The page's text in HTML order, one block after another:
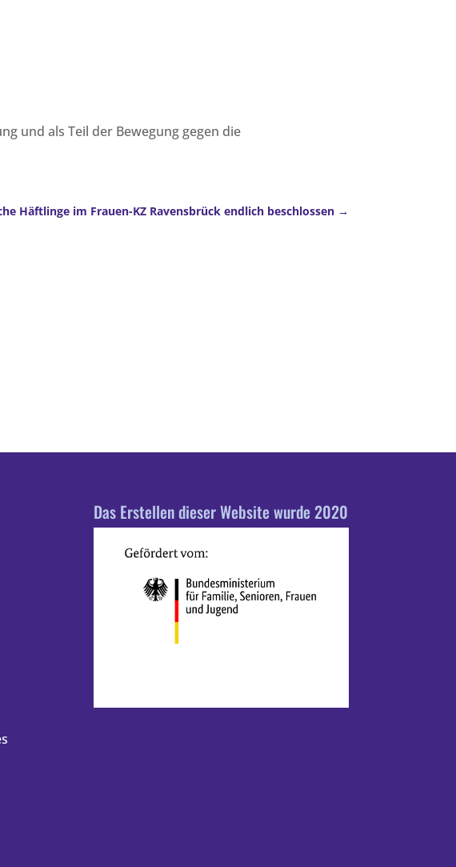
und als Teil der Bewegung gegen die
Häftlinge im Frauen-KZ Ravensbrück endlich beschlossen
Das Erstellen dieser Website wurde 2020